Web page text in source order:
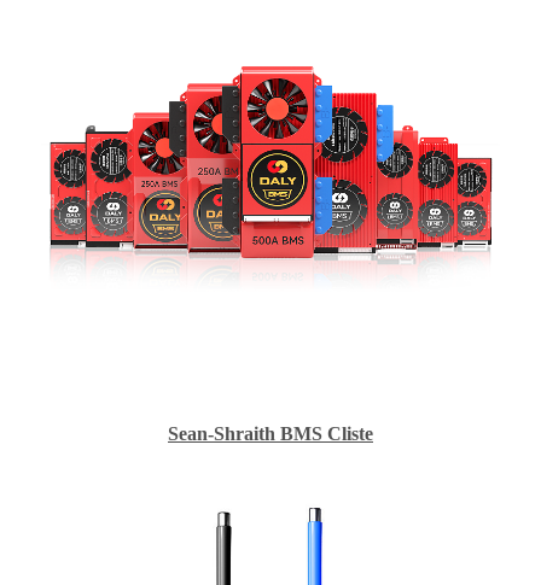
Sean-Shraith BMS Cliste